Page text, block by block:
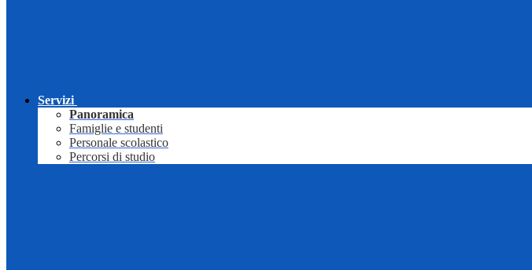
Servizi
Panoramica
Famiglie e studenti
Personale scolastico
Percorsi di studio